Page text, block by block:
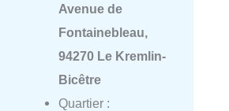
Avenue de
Fontainebleau,
94270 Le Kremlin-
Bicêtre
Quartier :